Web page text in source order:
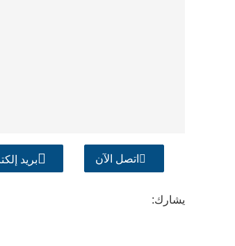
اتصل الآن بريد
يشارك: